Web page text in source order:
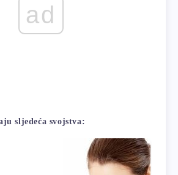
ad
sljedeća svojstva: